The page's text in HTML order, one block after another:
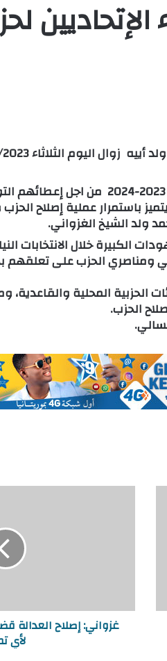
الإتحاديين
جاء ذلك فى اطار اطلاق الموسم السياسي للحزب
باستمرار عملية إصلاح
ولد الشيخ الغزواني.
الكبيرة خلال الانتخابات
الحزب على تعلقهم
المحلية والقاعدية،
الحزب.
غزواني: إصلاح العدالة
لأي